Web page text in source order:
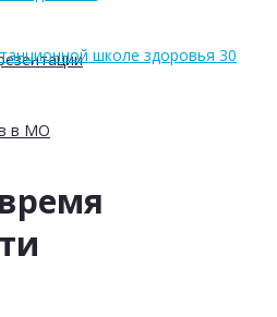
в МО
школе здоровья 30